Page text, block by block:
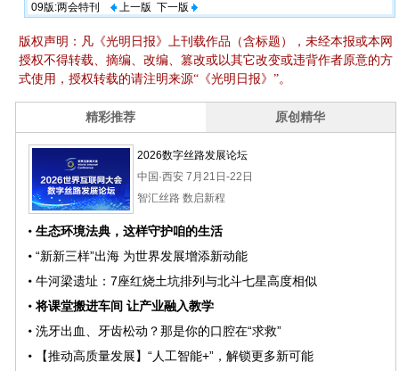
09版:两会特刊 上一版 下一版
版权声明：凡《光明日报》上刊载作品（含标题），未经本报或本网
授权不得转载、摘编、改编、篡改或以其它改变或违背作者原意的方
式使用，授权转载的请注明来源“《光明日报》”。